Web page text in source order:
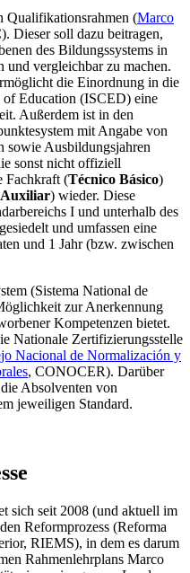
Qualifikationsrahmen (Marco
Dieser soll dazu beitragen,
des Bildungssystems in
und vergleichbar zu machen.
die Einordnung in die
of Education (ISCED) eine
Außerdem ist in den
mit Angabe von
sowie Ausbildungsjahren
sonst nicht offiziell
Fachkraft (Técnico Básico)
Auxiliar) wieder. Diese
I und unterhalb des
und umfassen eine
und 1 Jahr (bzw. zwischen
(Sistema National de
zur Anerkennung
Kompetenzen bietet.
Nationale Zertifizierungsstelle
Nacional de Normalización y
, CONOCER). Darüber
Absolventen von
jeweiligen Standard.
sich seit 2008 (und aktuell im
Reformprozess (Reforma
RIEMS), in dem es darum
Rahmenlehrplans Marco